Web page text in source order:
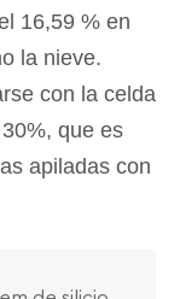
16,59 % en
la nieve.
con la celda
que es
apiladas con